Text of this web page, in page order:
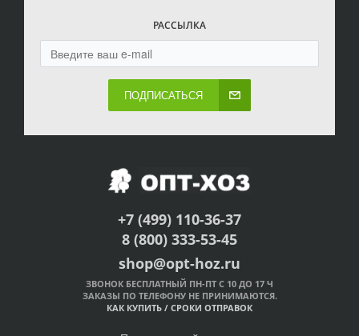
РАССЫЛКА
ПОДПИСАТЬСЯ
+7 (499) 110-36-37
8 (800) 333-53-45
shop@opt-hoz.ru
ЗВОНОК БЕСПЛАТНЫЙ ПН-ПТ С 10 ДО 17 Ч
ЗАКАЗЫ ПО ТЕЛЕФОНУ НЕ ПРИНИМАЮТСЯ.
КАК КУПИТЬ / СРОКИ ОТПРАВОК